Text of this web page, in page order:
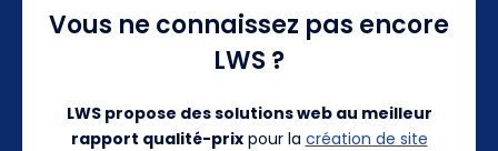
Vous ne connaissez pas encore
LWS ?
LWS propose des solutions web au meilleur
rapport qualité-prixpour la création de site